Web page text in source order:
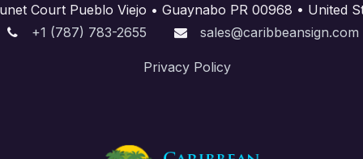
Court Pueblo Viejo • Guaynabo PR 00968 • United
+1 (787) 783-2655
sales@caribbeansign.com
Priva​cy Policy